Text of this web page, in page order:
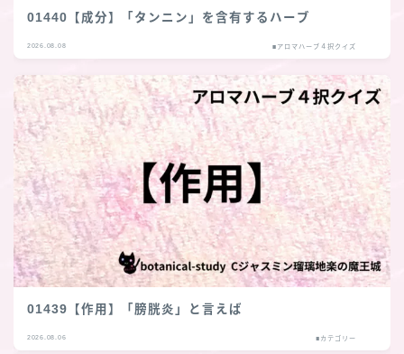
01440【成分】「タンニン」を含有するハーブ
2026.08.08 ■アロマハーブ４択クイズ
01439【作用】「膀胱炎」と言えば
2026.08.06 ■カテゴリー